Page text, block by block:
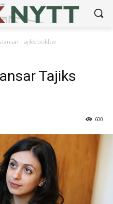
Tajiks boklov
Tajiks
600